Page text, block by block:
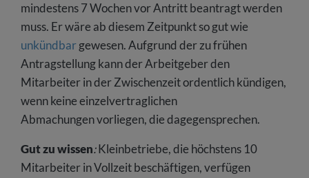
mindestens 7 Wochen vor Antritt beantragt werden
muss. Er wäre ab diesem Zeitpunkt so gut wie
unkündbargewesen. Aufgrund der zu frühen
Antragstellung kann der Arbeitgeber den
Mitarbeiter in der Zwischenzeit ordentlich kündigen,
wenn keine einzelvertraglichen
Abmachungen vorliegen, die dagegensprechen.
Gut zu wissen:Kleinbetriebe, die höchstens 10
Mitarbeiter in Vollzeit beschäftigen, verfügen